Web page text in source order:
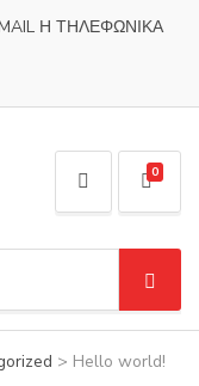
Η ΤΗΛΕΦΩΝΙΚΑ
S
e
a
r
0
> Hello world!